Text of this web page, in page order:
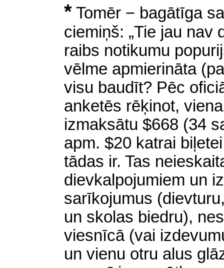
* Tomēr − bagātīga
ciemiņš: „Tie jau nav
raibs notikumu
vēlme apmierināta
visu baudīt? Pēc
anketēs rēķinot,
izmaksātu $668 (34
apm. $20 katrai
tādas ir. Tas
dievkalpojumiem un
sarīkojumus
un skolas biedru),
viesnīcā (vai
un vienu otru alus